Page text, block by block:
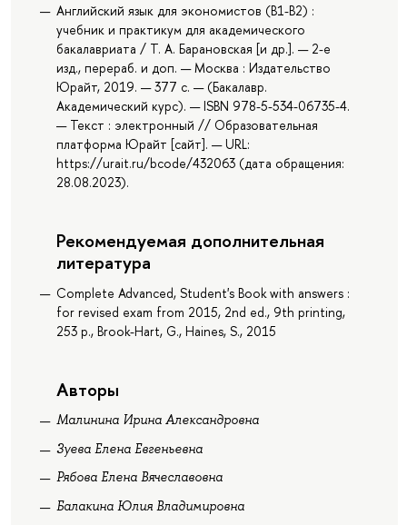
Английский язык для экономистов (B1-B2) :
учебник и практикум для академического
бакалавриата / Т. А. Барановская [и др.]. — 2-е
изд., перераб. и доп. — Москва : Издательство
Юрайт, 2019. — 377 с. — (Бакалавр.
Академический курс). — ISBN 978-5-534-06735-4.
— Текст : электронный // Образовательная
платформа Юрайт [сайт]. — URL:
https://urait.ru/bcode/432063 (дата обращения:
28.08.2023).
Рекомендуемая дополнительная
литература
Complete Advanced, Student's Book with answers :
for revised exam from 2015, 2nd ed., 9th printing,
253 p., Brook-Hart, G., Haines, S., 2015
Авторы
Малинина Ирина Александровна
Зуева Елена Евгеньевна
Рябова Елена Вячеславовна
Балакина Юлия Владимировна